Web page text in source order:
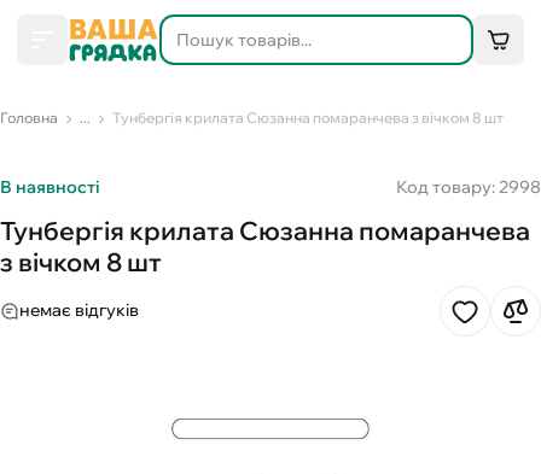
Головна ... Тунбергія крилата Сюзанна помаранчева з вічком 8 шт
В наявності Код товару: 2998
Тунбергія крилата Сюзанна помаранчева
з вічком 8 шт
немає відгуків